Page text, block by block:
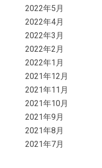
2022年5月
2022年4月
2022年3月
2022年2月
2022年1月
2021年12月
2021年11月
2021年10月
2021年9月
2021年8月
2021年7月